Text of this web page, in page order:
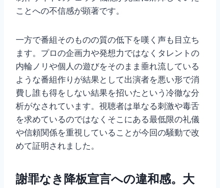
ことへの不信感が顕著です。
一方で番組そのものの質の低下を嘆く声も目立ち
ます。プロの企画力や発想力ではなくタレントの
内輪ノリや個人の遊びをそのまま垂れ流している
ような番組作りが結果として出演者を悪い形で消
費し誰も得をしない結果を招いたという冷徹な分
析がなされています。視聴者は単なる刺激や毒舌
を求めているのではなくそこにある最低限の礼儀
や信頼関係を重視していることが今回の騒動で改
めて証明されました。
謝罪なき降板宣言への違和感。大